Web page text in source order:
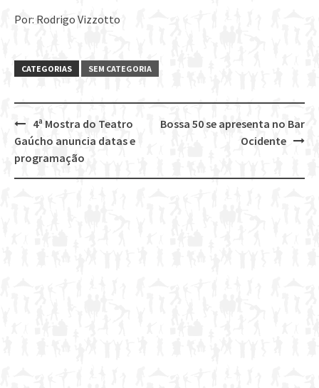
Por: Rodrigo Vizzotto
CATEGORIAS SEM CATEGORIA
Post
navigation
Bossa 50 se apresenta no Bar
Ocidente
4ª Mostra do Teatro
Gaúcho anuncia datas e
programação